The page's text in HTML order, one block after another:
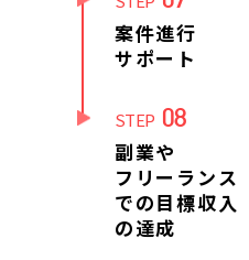
案件進行
サポート
STEP 08
副業や
フリーランス
での目標収入
の達成